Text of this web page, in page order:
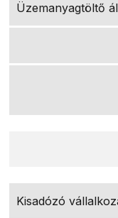
Üzemanyagtöltő
Kisadózó